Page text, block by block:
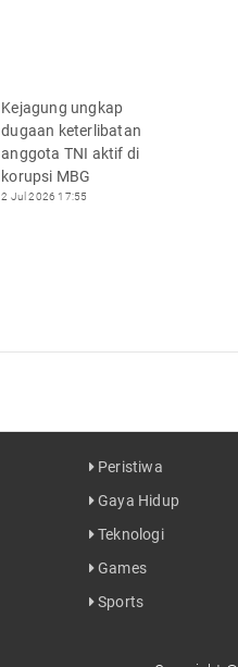
Kejagung ungkap
dugaan keterlibatan
anggota TNI aktif di
korupsi MBG
2 Jul 2026 17:55
Peristiwa
Gaya Hidup
Teknologi
Games
Sports